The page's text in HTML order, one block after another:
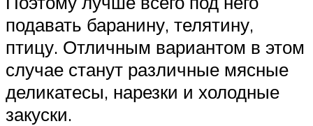
подавать баранину, телятину,
птицу. Отличным вариантом в этом
случае станут различные мясные
деликатесы, нарезки и холодные
закуски.